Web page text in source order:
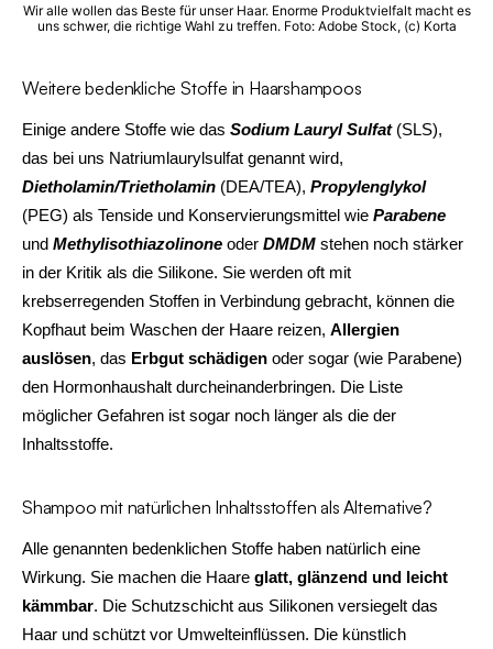
Wir alle wollen das Beste für unser Haar. Enorme Produktvielfalt macht es
uns schwer, die richtige Wahl zu treffen. Foto: Adobe Stock, (c) Korta
Weitere bedenkliche Stoffe in Haarshampoos
Einige andere Stoffe wie das Sodium Lauryl Sulfat(SLS),
das bei uns Natriumlaurylsulfat genannt wird,
Dietholamin/Trietholamin (DEA/TEA), Propylenglykol
(PEG) als Tenside und Konservierungsmittel wie Parabene
und Methylisothiazolinone oder DMDM stehen noch stärker
in der Kritik als die Silikone. Sie werden oft mit
krebserregenden Stoffen in Verbindung gebracht, können die
Kopfhaut beim Waschen der Haare reizen, Allergien
auslösen, das Erbgut schädigen oder sogar (wie Parabene)
den Hormonhaushalt durcheinanderbringen. Die Liste
möglicher Gefahren ist sogar noch länger als die der
Inhaltsstoffe.
Shampoo mit natürlichen Inhaltsstoffen als Alternative?
Alle genannten bedenklichen Stoffe haben natürlich eine
Wirkung. Sie machen die Haare glatt, glänzend und leicht
kämmbar. Die Schutzschicht aus Silikonen versiegelt das
Haar und schützt vor Umwelteinflüssen. Die künstlich